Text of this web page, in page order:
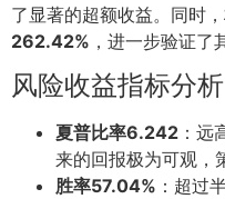
了显著的超额收益。同时，
262.42% ，进一步验证了
风险收益指标分析
夏普比率6.242 ：远
来的回报极为可观，
胜率57.04% ：超过